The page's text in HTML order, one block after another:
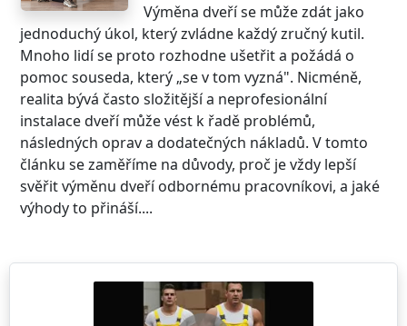
Výměna dveří se může zdát jako
jednoduchý úkol, který zvládne každý zručný kutil.
Mnoho lidí se proto rozhodne ušetřit a požádá o
pomoc souseda, který „se v tom vyzná". Nicméně,
realita bývá často složitější a neprofesionální
instalace dveří může vést k řadě problémů,
následných oprav a dodatečných nákladů. V tomto
článku se zaměříme na důvody, proč je vždy lepší
svěřit výměnu dveří odbornému pracovníkovi, a jaké
výhody to přináší....